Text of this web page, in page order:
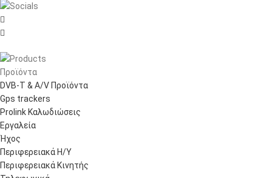


Προϊόντα
DVB-T & A/V Προϊόντα
Gps trackers
Prolink Καλωδιώσεις
Εργαλεία
Ήχος
Περιφερειακά Η/Υ
Περιφερειακά Κινητής